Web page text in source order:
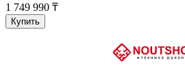
1 749 990 ₸
Купить